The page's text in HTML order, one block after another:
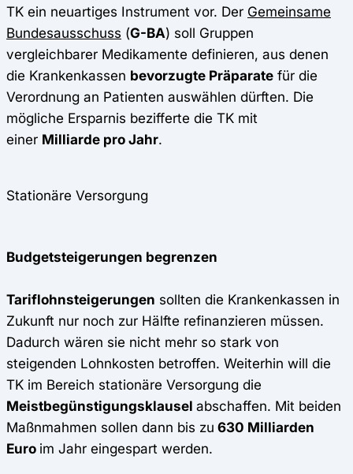
TK ein neuartiges Instrument vor. Der Gemeinsame
Bundesausschuss (G-BA) soll Gruppen
vergleichbarer Medikamente definieren, aus denen
die Krankenkassen bevorzugte Präparate für die
Verordnung an Patienten auswählen dürften. Die
mögliche Ersparnis bezifferte die TK mit
einer Milliarde pro Jahr.
Stationäre Versorgung
Budgetsteigerungen begrenzen
Tariflohnsteigerungen sollten die Krankenkassen in
Zukunft nur noch zur Hälfte refinanzieren müssen.
Dadurch wären sie nicht mehr so stark von
steigenden Lohnkosten betroffen. Weiterhin will die
TK im Bereich stationäre Versorgung die
Meistbegünstigungsklausel abschaffen. Mit beiden
Maßnmahmen sollen dann bis zu 630 Milliarden
Euro im Jahr eingespart werden.